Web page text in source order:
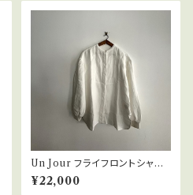
Un Jour フライフロントシャ
ツ UJ-Fhk001
¥22,000